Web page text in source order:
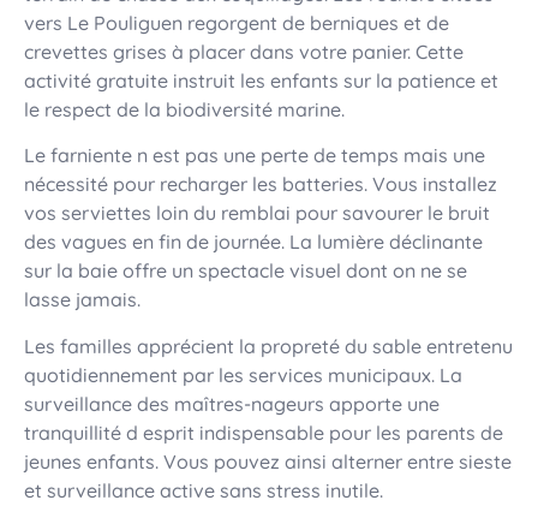
vers Le Pouliguen regorgent de berniques et de
crevettes grises à placer dans votre panier. Cette
activité gratuite instruit les enfants sur la patience et
le respect de la biodiversité marine.
Le farniente n est pas une perte de temps mais une
nécessité pour recharger les batteries. Vous installez
vos serviettes loin du remblai pour savourer le bruit
des vagues en fin de journée. La lumière déclinante
sur la baie offre un spectacle visuel dont on ne se
lasse jamais.
Les familles apprécient la propreté du sable entretenu
quotidiennement par les services municipaux. La
surveillance des maîtres-nageurs apporte une
tranquillité d esprit indispensable pour les parents de
jeunes enfants. Vous pouvez ainsi alterner entre sieste
et surveillance active sans stress inutile.